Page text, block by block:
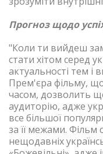
Прогноз щодо
"Коли ти вийдеш
стати хітом серед
актуальності тем і
Прем'єра фільму,
часом, дозволить
аудиторію, адже
все більшої
за її межами.
нещодавніх